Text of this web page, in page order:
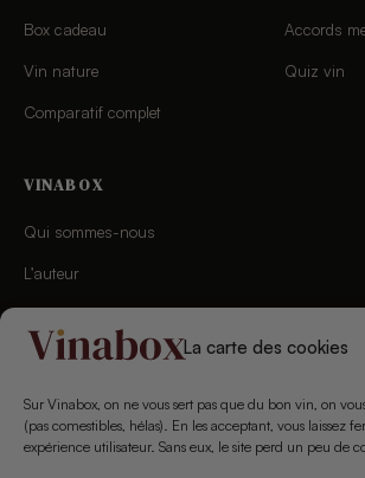
La carte des cookies
Sur Vinabox, on ne vous sert pas que du bon vin, on
(pas comestibles, hélas). En les acceptant, vous laissez
expérience utilisateur. Sans eux, le site perd un peu de
Box cadeau
Vin nature
Comparatif complet
Accords
Quiz vin
VINABOX
Qui sommes-nous
L’auteur
Charte éditoriale
Chaîne YouTube
Newsletter
Concours